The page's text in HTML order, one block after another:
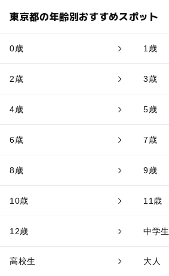
東京都の年齢別おすすめスポット
0歳 1歳
2歳 3歳
4歳 5歳
6歳 7歳
8歳 9歳
10歳 11歳
12歳 中学生
高校生 大人